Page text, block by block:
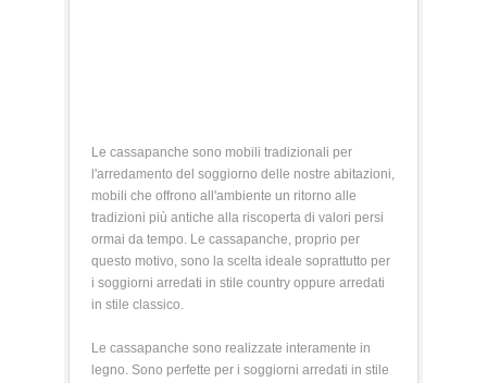
Le cassapanche sono mobili tradizionali per
l'arredamento del soggiorno delle nostre abitazioni,
mobili che offrono all'ambiente un ritorno alle
tradizioni più antiche alla riscoperta di valori persi
ormai da tempo. Le cassapanche, proprio per
questo motivo, sono la scelta ideale soprattutto per
i soggiorni arredati in stile country oppure arredati
in stile classico.
Le cassapanche sono realizzate interamente in
legno. Sono perfette per i soggiorni arredati in stile